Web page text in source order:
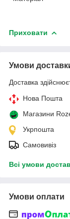
Приховати
Умови
Доставка
Нова Пошта
Магазини
Укрпошта
Самовивіз
Всі умови
Умови оплати